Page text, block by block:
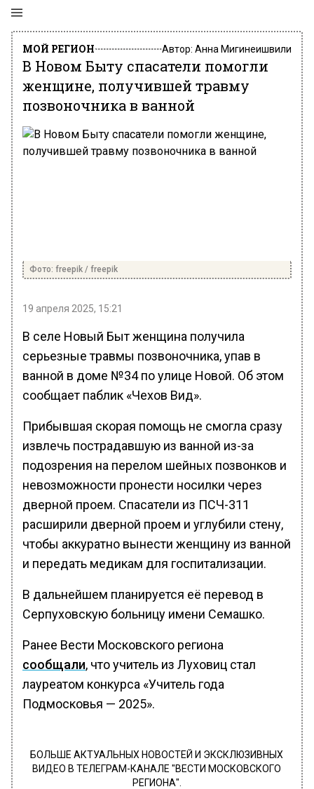
МОЙ РЕГИОН Автор: Анна Мигинеишвили
В Новом Быту спасатели помогли
женщине, получившей травму
позвоночника в ванной
Фото: freepik / freepik
19 апреля 2025, 15:21
В селе Новый Быт женщина получила
серьезные травмы позвоночника, упав в
ванной в доме №34 по улице Новой. Об этом
сообщает паблик «Чехов Вид».
Прибывшая скорая помощь не смогла сразу
извлечь пострадавшую из ванной из-за
подозрения на перелом шейных позвонков и
невозможности пронести носилки через
дверной проем. Спасатели из ПСЧ-311
расширили дверной проем и углубили стену,
чтобы аккуратно вынести женщину из ванной
и передать медикам для госпитализации.
В дальнейшем планируется её перевод в
Серпуховскую больницу имени Семашко.
Ранее Вести Московского региона
сообщали, что учитель из Луховиц стал
лауреатом конкурса «Учитель года
Подмосковья — 2025».
БОЛЬШЕ АКТУАЛЬНЫХ НОВОСТЕЙ И ЭКСКЛЮЗИВНЫХ
ВИДЕО В ТЕЛЕГРАМ-КАНАЛЕ "ВЕСТИ МОСКОВСКОГО
РЕГИОНА".